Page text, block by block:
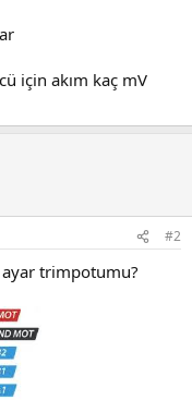
için akım kaç mV
#2
trimpotumu?